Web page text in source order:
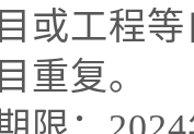
或工程
重复。